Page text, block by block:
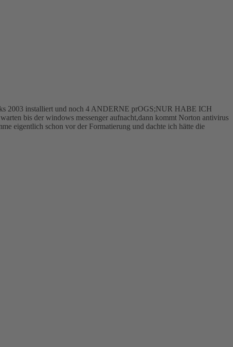
2003 installiert und noch 4 ANDERNE prOGS;NUR HABE ICH
bis der windows messenger aufnacht,dann kommt Norton antivirus
eigentlich schon vor der Formatierung und dachte ich hätte die